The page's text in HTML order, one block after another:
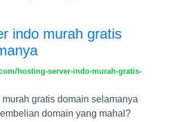
indo murah gratis
hosting-server-indo-murah-gratis-
gratis domain selamanya
domain yang mahal?